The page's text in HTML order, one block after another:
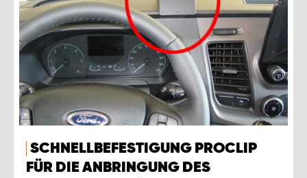
SCHNELLBEFESTIGUNG PROCLIP
FÜR DIE ANBRINGUNG DES